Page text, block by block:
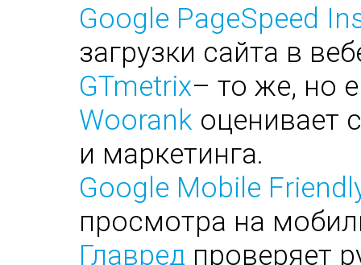
Google PageSpeed
загрузки сайта в
GTmetrix– то же, но
Woorank оценивает
и маркетинга.
Google Mobile
просмотра на
Главред проверяет